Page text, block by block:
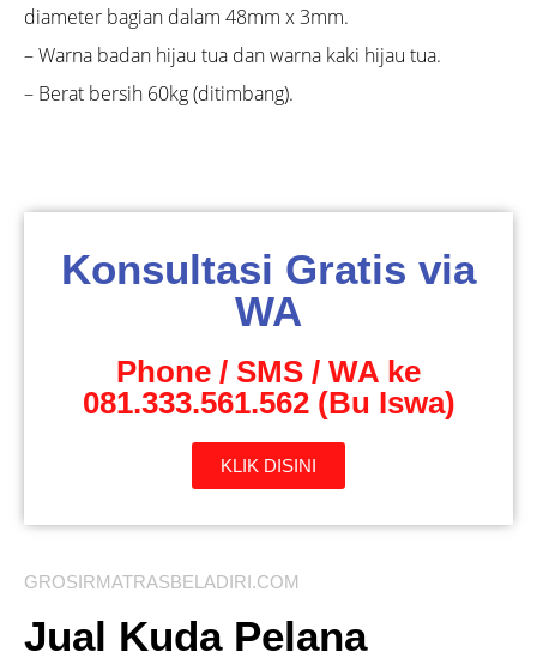
diameter bagian dalam 48mm x 3mm.
– Warna badan hijau tua dan warna kaki hijau tua.
– Berat bersih 60kg (ditimbang).
Konsultasi Gratis via
WA
Phone / SMS / WA ke
081.333.561.562 (Bu Iswa)
KLIK DISINI
GROSIRMATRASBELADIRI.COM
Jual Kuda Pelana